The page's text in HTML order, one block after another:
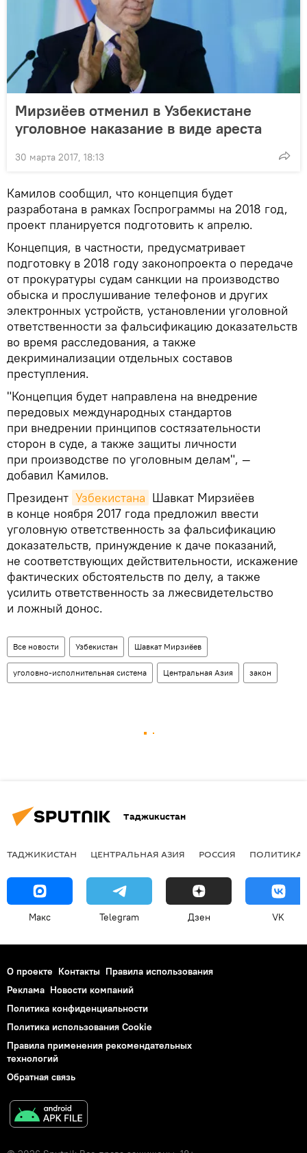
Мирзиёев отменил в Узбекистане
уголовное наказание в виде ареста
30 марта 2017, 18:13
Камилов сообщил, что концепция будет
разработана в рамках Госпрограммы на 2018 год,
проект планируется подготовить к апрелю.
Концепция, в частности, предусматривает
подготовку в 2018 году законопроекта о передаче
от прокуратуры судам санкции на производство
обыска и прослушивание телефонов и других
электронных устройств, установлении уголовной
ответственности за фальсификацию доказательств
во время расследования, а также
декриминализации отдельных составов
преступления.
"Концепция будет направлена на внедрение
передовых международных стандартов
при внедрении принципов состязательности
сторон в суде, а также защиты личности
при производстве по уголовным делам", —
добавил Камилов.
Президент Узбекистана Шавкат Мирзиёев
в конце ноября 2017 года предложил ввести
уголовную ответственность за фальсификацию
доказательств, принуждение к даче показаний,
не соответствующих действительности, искажение
фактических обстоятельств по делу, а также
усилить ответственность за лжесвидетельство
и ложный донос.
Все новости Узбекистан Шавкат Мирзиёев
уголовно-исполнительная система Центральная Азия закон
Таджикистан
ТАДЖИКИСТАН ЦЕНТРАЛЬНАЯ АЗИЯ РОССИЯ ПОЛИТИКА
Макс Telegram Дзен VK
О проекте Контакты Правила использования
Реклама Новости компаний
Политика конфиденциальности
Политика использования Cookie
Правила применения рекомендательных
технологий
Обратная связь